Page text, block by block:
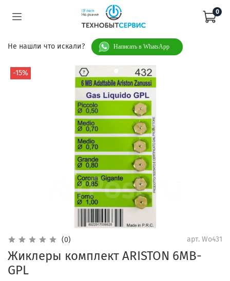
0
Не нашли что искали? Написать в WhatsApp
-15%
(0) арт. Wo431
Жиклеры комплект ARISTON 6MB-
GPL